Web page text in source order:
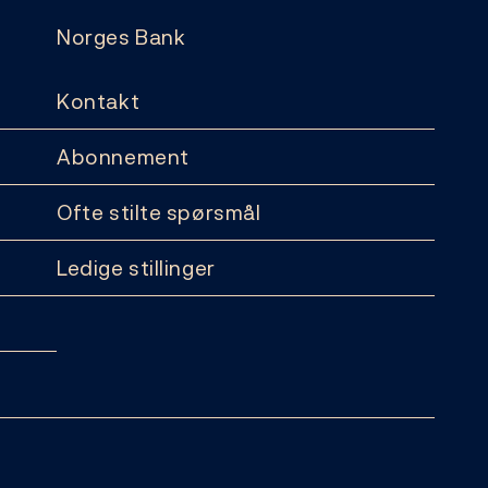
Norges Bank
Kontakt
Abonnement
Ofte stilte spørsmål
Ledige stillinger